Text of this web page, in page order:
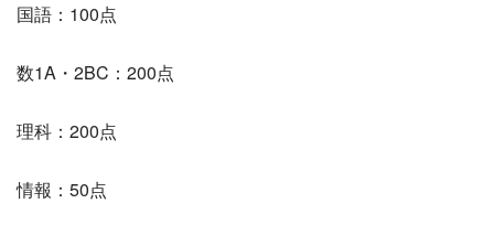
国語：100点
数1A・2BC：200点
理科：200点
情報：50点